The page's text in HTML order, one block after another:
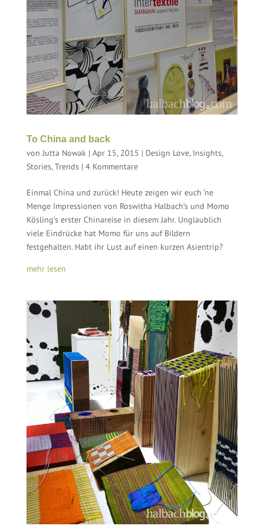
To China and back
vonJutta Nowak| Apr 15, 2015 | Design Love, Insights,
Stories,Trends| 4 Kommentare
Einmal China und zurück! Heute zeigen wir euch ‘ne
Menge Impressionen von Roswitha Halbach’s und Momo
Kösling’s erster Chinareise in diesem Jahr. Unglaublich
viele Eindrücke hat Momo für uns auf Bildern
festgehalten. Habt ihr Lust auf einen kurzen Asientrip?
mehr lesen